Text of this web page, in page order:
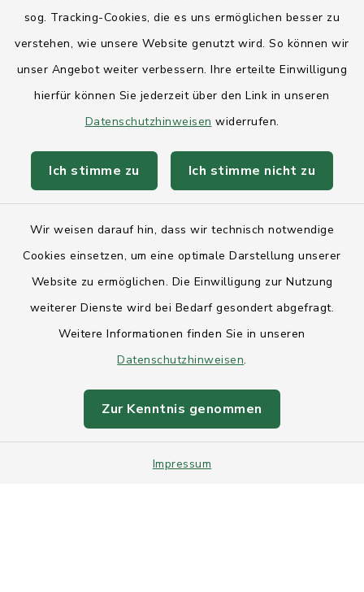
sog. Tracking-Cookies, die es uns ermöglichen besser zu
verstehen, wie unsere Website genutzt wird. So können wir
unser Angebot weiter verbessern. Ihre erteilte Einwilligung
hierfür können Sie jederzeit über den Link in unseren
Datenschutzhinweisen widerrufen.
Ich stimme zu Ich stimme nicht zu
Wir weisen darauf hin, dass wir technisch notwendige
Cookies einsetzen, um eine optimale Darstellung unserer
Website zu ermöglichen. Die Einwilligung zur Nutzung
weiterer Dienste wird bei Bedarf gesondert abgefragt.
Weitere Informationen finden Sie in unseren
Datenschutzhinweisen.
Zur Kenntnis genommen
Impressum
Landesregierung Schleswig-Holstein
AktivRegion Mittelholstein
Anfahrt
Datenschutz
Sitemap
Intranet